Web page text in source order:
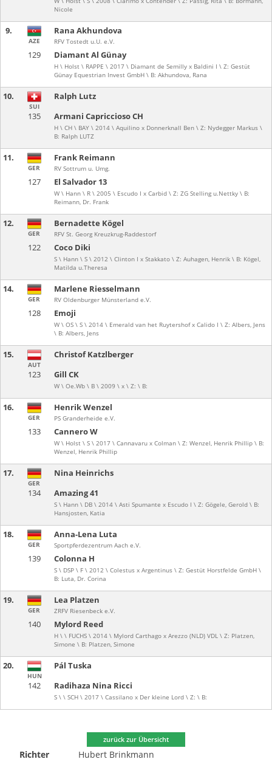
Nicole
9.
129 Diamant Al Günay
H \ Holst \ RAPPE \ 2017 \ Diamant de Semilly x Baldini I \ Z: Gestüt
Günay Equestrian Invest GmbH \ B: Akhundova, Rana
AZE
Rana Akhundova
RFV Tostedt u.U. e.V.
10.
135
Armani Capriccioso CH
H \ CH \ BAY \ 2014 \ Aquilino x Donnerknall Ben \ Z: Nydegger Markus \
B: Ralph LUTZ
SUI
Ralph Lutz
11.
127 El Salvador 13
W \ Hann \ R \ 2005 \ Escudo I x Carbid \ Z: ZG Stelling u.Nettky \ B:
Reimann, Dr. Frank
GER
Frank Reimann
RV Sottrum u. Umg.
12.
122 Coco Diki
S \ Hann \ S \ 2012 \ Clinton I x Stakkato \ Z: Auhagen, Henrik \ B: Kögel,
Matilda u.Theresa
GER
Bernadette Kögel
RFV St. Georg Kreuzkrug-Raddestorf
14.
128 Emoji
W \ OS \ S \ 2014 \ Emerald van het Ruytershof x Calido I \ Z: Albers, Jens
\ B: Albers, Jens
GER
Marlene Riesselmann
RV Oldenburger Münsterland e.V.
15.
123
Gill CK
W \ Oe.Wb \ B \ 2009 \ x \ Z: \ B:
AUT
Christof Katzlberger
16.
133 Cannero W
W \ Holst \ S \ 2017 \ Cannavaru x Colman \ Z: Wenzel, Henrik Phillip \ B:
Wenzel, Henrik Phillip
GER
Henrik Wenzel
PS Granderheide e.V.
17.
134
Amazing 41
S \ Hann \ DB \ 2014 \ Asti Spumante x Escudo I \ Z: Gögele, Gerold \ B:
Hansjosten, Katia
GER
Nina Heinrichs
18.
139 Colonna H
S \ DSP \ F \ 2012 \ Colestus x Argentinus \ Z: Gestüt Horstfelde GmbH \
B: Luta, Dr. Corina
GER
Anna-Lena Luta
Sportpferdezentrum Aach e.V.
19.
140 Mylord Reed
H \ \ FUCHS \ 2014 \ Mylord Carthago x Arezzo (NLD) VDL \ Z: Platzen,
Simone \ B: Platzen, Simone
GER
Lea Platzen
ZRFV Riesenbeck e.V.
20.
142
Radihaza Nina Ricci
S \ \ SCH \ 2017 \ Cassilano x Der kleine Lord \ Z: \ B:
HUN
Pál Tuska
zurück zur Übersicht
Richter
Hubert Brinkmann